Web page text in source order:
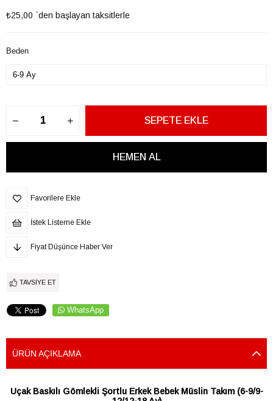
₺25,00 `den başlayan taksitlerle
Beden
Favorilere Ekle
İstek Listeme Ekle
Fiyat Düşünce Haber Ver
TAVSIYE ET
WhatsApp
ÜRÜN AÇIKLAMA
Uçak Baskılı Gömlekli Şortlu Erkek Bebek Müslin Takım (6-9/9-